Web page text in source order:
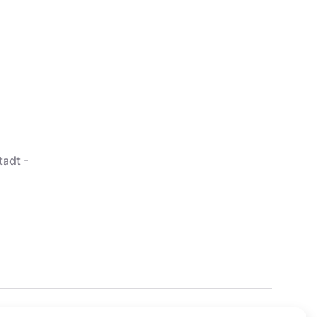
-